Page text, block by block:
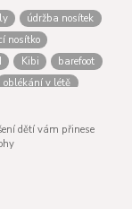
údržba nosítek
nosítko
Kibi
barefoot
oblékání v létě
MoniLu
Lenka
dětí vám přinese